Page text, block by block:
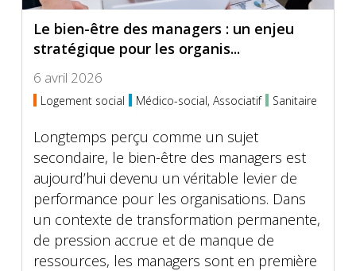
Le bien-être des managers : un enjeu
stratégique pour les organis...
6 avril 2026
Logement social Médico-social, Associatif Sanitaire
Longtemps perçu comme un sujet
secondaire, le bien-être des managers est
aujourd’hui devenu un véritable levier de
performance pour les organisations. Dans
un contexte de transformation permanente,
de pression accrue et de manque de
ressources, les managers sont en première